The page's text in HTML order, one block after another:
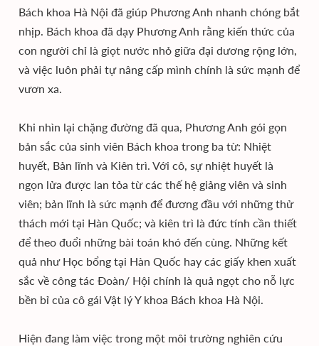
Bách khoa Hà Nội đã giúp Phương Anh nhanh chóng bắt
nhịp. Bách khoa đã dạy Phương Anh rằng kiến thức của
con người chỉ là giọt nước nhỏ giữa đại dương rộng lớn,
và việc luôn phải tự nâng cấp mình chính là sức mạnh để
vươn xa.
Khi nhìn lại chặng đường đã qua, Phương Anh gói gọn
bản sắc của sinh viên Bách khoa trong ba từ: Nhiệt
huyết, Bản lĩnh và Kiên trì. Với cô, sự nhiệt huyết là
ngọn lửa được lan tỏa từ các thế hệ giảng viên và sinh
viên; bản lĩnh là sức mạnh để đương đầu với những thử
thách mới tại Hàn Quốc; và kiên trì là đức tính cần thiết
để theo đuổi những bài toán khó đến cùng. Những kết
quả như Học bổng tại Hàn Quốc hay các giấy khen xuất
sắc về công tác Đoàn/ Hội chính là quả ngọt cho nỗ lực
bền bỉ của cô gái Vật lý Y khoa Bách khoa Hà Nội.
Hiện đang làm việc trong một môi trường nghiên cứu